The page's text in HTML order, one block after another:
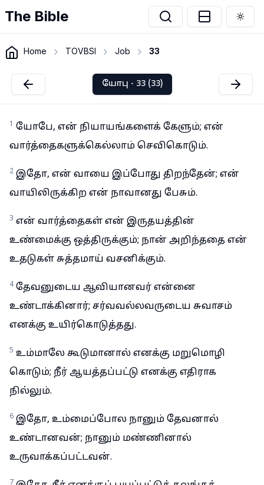
The Bible
Home TOVBSI Job 33
யோபு - 33 (33)
1 யோபே, என் நியாயங்களைக் கேளும்; என்
வார்த்தைகளுக்கெல்லாம் செவிகொடும்.
2 இதோ, என் வாயை இப்போது திறந்தேன்; என்
வாயிலிருக்கிற என் நாவானது பேசும்.
3 என் வார்த்தைகள் என் இருதயத்தின்
உண்மைக்கு ஒத்திருக்கும்; நான் அறிந்ததை என்
உதடுகள் சுத்தமாய் வசனிக்கும்.
4 தேவனுடைய ஆவியானவர் என்னை
உண்டாக்கினார்; சர்வவல்லவருடைய சுவாசம்
எனக்கு உயிர்கொடுத்தது.
5 உம்மாலே கூடுமானால் எனக்கு மறுமொழி
கொடும்; நீர் ஆயத்தப்பட்டு எனக்கு எதிராக
நில்லும்.
6 இதோ, உம்மைப்போல நானும் தேவனால்
உண்டானவன்; நானும் மண்ணினால்
உருவாக்கப்பட்டவன்.
7